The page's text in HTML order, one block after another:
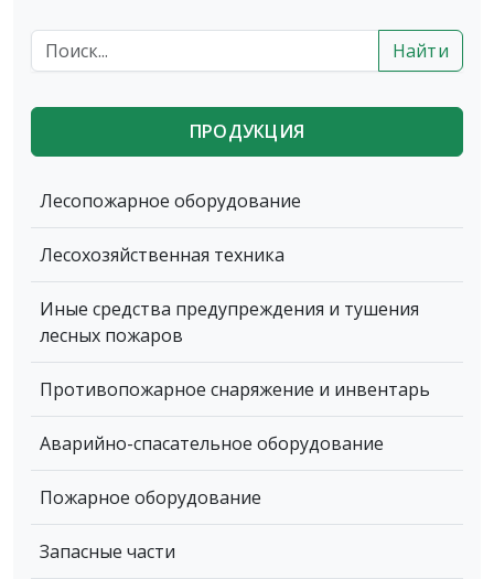
Найти
ПРОДУКЦИЯ
Лесопожарное оборудование
Лесохозяйственная техника
Иные средства предупреждения и тушения
лесных пожаров
Противопожарное снаряжение и инвентарь
Аварийно-спасательное оборудование
Пожарное оборудование
Запасные части